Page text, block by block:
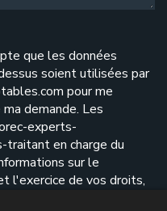
que les données
soient utilisées par
pour me
demande. Les
experts-
traitant en charge du
sur le
l'exercice de vos droits,